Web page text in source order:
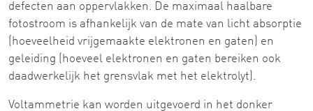
defecten aan oppervlakken. De maximaal haalbare
fotostroom is afhankelijk van de mate van licht absorptie
(hoeveelheid vrijgemaakte elektronen en gaten) en
geleiding (hoeveel elektronen en gaten bereiken ook
daadwerkelijk het grensvlak met het elektrolyt).
Voltammetrie kan worden uitgevoerd in het donker